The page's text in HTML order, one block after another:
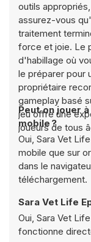
outils
assurez-vous
traitement
force et joie. Le
d'habillage où
le préparer pour
propriétaire
gameplay basé
jeu offre une
joueurs de tous
Peut‑on jouer
mobile ?
Oui, Sara Vet
mobile que sur
dans le
téléchargement.
Sara Vet Life
Oui, Sara Vet
fonctionne